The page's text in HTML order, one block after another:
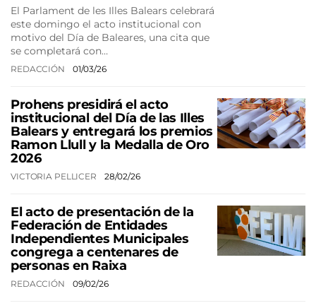
El Parlament de les Illes Balears celebrará
este domingo el acto institucional con
motivo del Día de Baleares, una cita que
se completará con…
REDACCIÓN 01/03/26
Prohens presidirá el acto
institucional del Día de las Illes
Balears y entregará los premios
Ramon Llull y la Medalla de Oro
2026
VICTORIA PELLICER 28/02/26
El acto de presentación de la
Federación de Entidades
Independientes Municipales
congrega a centenares de
personas en Raixa
REDACCIÓN 09/02/26